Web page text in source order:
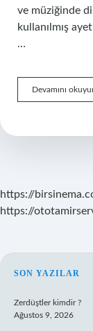
ve müziğinde
kullanılmış
…
Devamını
https://
https://
SON YAZILAR
Zerdüştler kimdir ?
Ağustos 9, 2026